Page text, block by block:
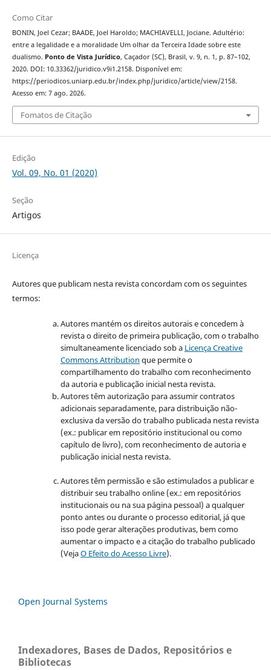
Como Citar
BONIN, Joel Cezar; BAADE, Joel Haroldo; MACHIAVELLI, Jociane. Adultério:
entre a legalidade e a moralidade Um olhar da Terceira Idade sobre este
dualismo. Ponto de Vista Jurídico, Caçador (SC), Brasil, v. 9, n. 1, p. 87–102,
2020. DOI: 10.33362/juridico.v9i1.2158. Disponível em:
https://periodicos.uniarp.edu.br/index.php/juridico/article/view/2158.
Acesso em: 7 ago. 2026.
Fomatos de Citação
Edição
Vol. 09, No. 01 (2020)
Seção
Artigos
Licença
Autores que publicam nesta revista concordam com os seguintes
termos:
Autores mantém os direitos autorais e concedem à
revista o direito de primeira publicação, com o trabalho
simultaneamente licenciado sob a Licença Creative
Commons Attribution que permite o
compartilhamento do trabalho com reconhecimento
da autoria e publicação inicial nesta revista.
Autores têm autorização para assumir contratos
adicionais separadamente, para distribuição não-
exclusiva da versão do trabalho publicada nesta revista
(ex.: publicar em repositório institucional ou como
capítulo de livro), com reconhecimento de autoria e
publicação inicial nesta revista.
Autores têm permissão e são estimulados a publicar e
distribuir seu trabalho online (ex.: em repositórios
institucionais ou na sua página pessoal) a qualquer
ponto antes ou durante o processo editorial, já que
isso pode gerar alterações produtivas, bem como
aumentar o impacto e a citação do trabalho publicado
(VejaO Efeito do Acesso Livre).
Open Journal Systems
Indexadores, Bases de Dados, Repositórios e
Bibliotecas